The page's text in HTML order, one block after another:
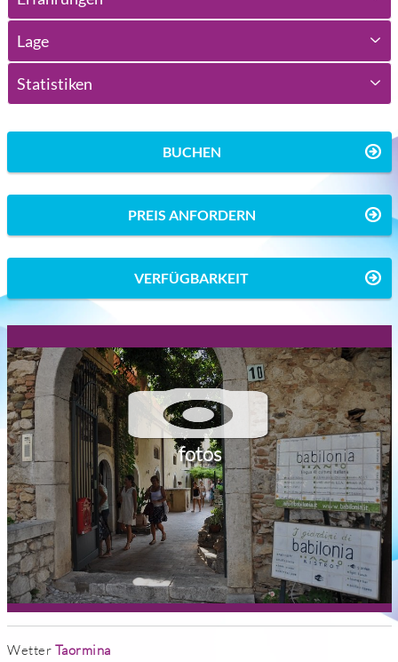
Lage
Statistiken
BUCHEN
PREIS ANFORDERN
VERFÜGBARKEIT
fotos
Wetter Taormina